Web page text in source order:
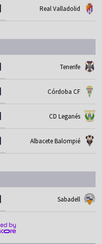
Real Valladolid
Tenerife
Córdoba CF
CD Leganés
Albacete Balompié
Sabadell